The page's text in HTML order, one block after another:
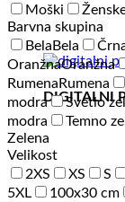
DIGITALNI
Moški
Barvna skupina
Bela Bela
OranžnaOranžna
Rumena Rumena
modra
Svetlo
modra
Temno
Zelena
Velikost
2XS
XS S
5XL
100x30 cm